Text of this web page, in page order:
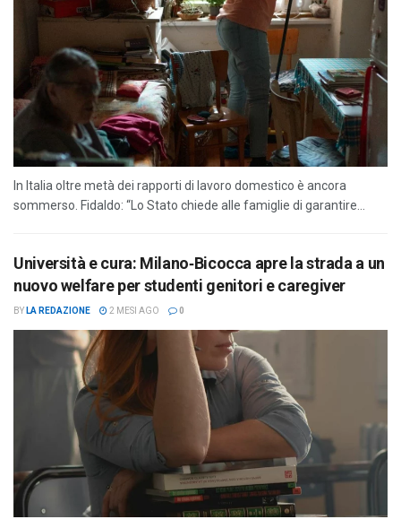
In Italia oltre metà dei rapporti di lavoro domestico è ancora
sommerso. Fidaldo: “Lo Stato chiede alle famiglie di garantire...
Università e cura: Milano‑Bicocca apre la strada a un
nuovo welfare per studenti genitori e caregiver
BY LA REDAZIONE 2 MESI AGO 0